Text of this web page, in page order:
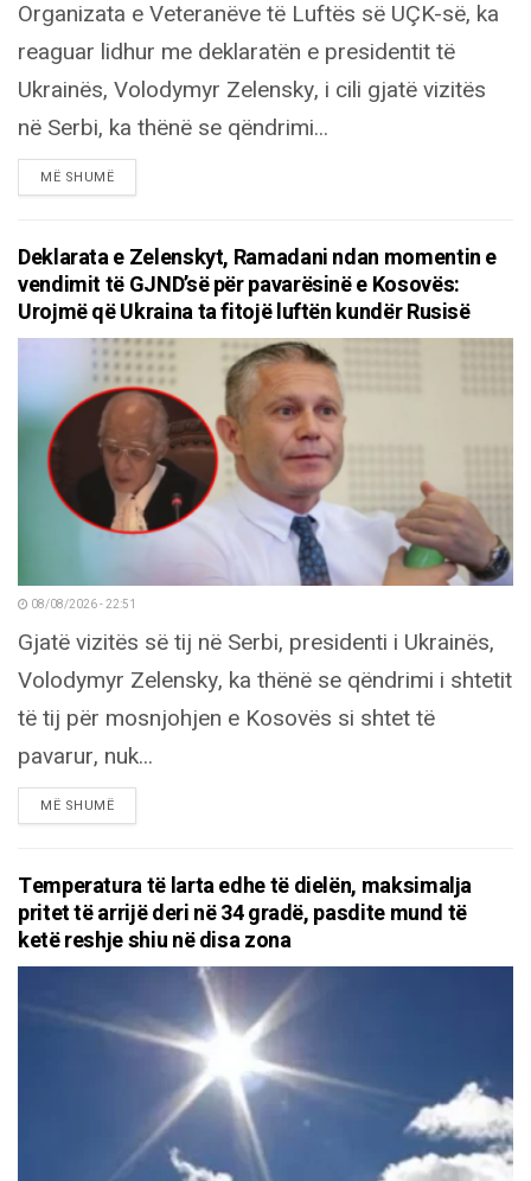
Organizata e Veteranëve të Luftës së UÇK-së, ka
reaguar lidhur me deklaratën e presidentit të
Ukrainës, Volodymyr Zelensky, i cili gjatë vizitës
në Serbi, ka thënë se qëndrimi...
MË SHUMËDETAILS
Deklarata e Zelenskyt, Ramadani ndan momentin e
vendimit të GJND’së për pavarësinë e Kosovës:
Urojmë që Ukraina ta fitojë luftën kundër Rusisë
08/08/2026 - 22:51
Gjatë vizitës së tij në Serbi, presidenti i Ukrainës,
Volodymyr Zelensky, ka thënë se qëndrimi i shtetit
të tij për mosnjohjen e Kosovës si shtet të
pavarur, nuk...
MË SHUMËDETAILS
Temperatura të larta edhe të dielën, maksimalja
pritet të arrijë deri në 34 gradë, pasdite mund të
ketë reshje shiu në disa zona